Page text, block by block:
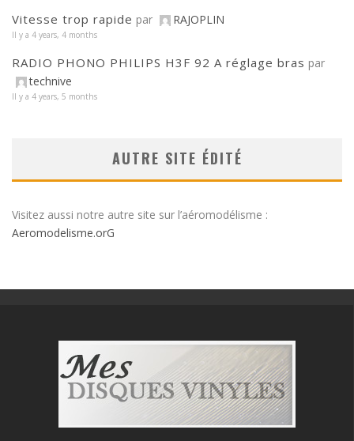
Vitesse trop rapide par RAJOPLIN
Il y a 4 years, 4 months
RADIO PHONO PHILIPS H3F 92 A réglage bras par
technive
Il y a 4 years, 5 months
AUTRE SITE ÉDITÉ
Visitez aussi notre autre site sur l’aéromodélisme :
Aeromodelisme.orG